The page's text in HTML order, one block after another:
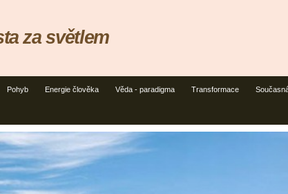
Pohyb Energie člověka Věda - paradigma Transformace
za světlem